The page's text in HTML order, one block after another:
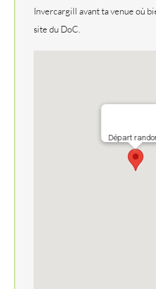
Invercargill avant ta venue où
site du DoC.
Départ